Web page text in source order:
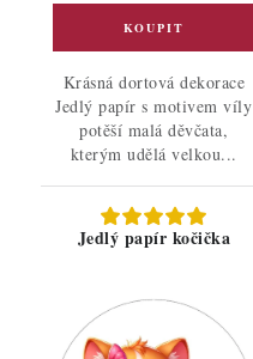
Krásná dortová dekorace
Jedlý papír s motivem víly
potěší malá děvčata,
kterým udělá velkou...
Jedlý papír kočička